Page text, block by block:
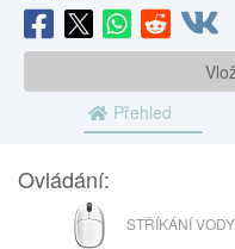
Přehled
Ovládání:
MYŠ
STŘÍKÁNÍ VODY